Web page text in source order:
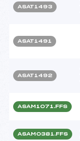
ASAT1493
ASAT1491
ASAT1492
ASAM1071.FFS
ASAM0381.FFS